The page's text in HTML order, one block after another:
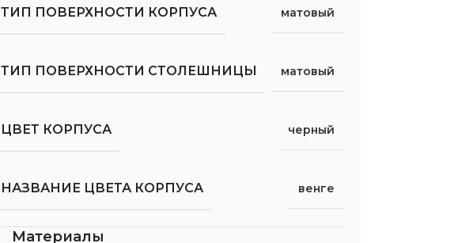
ТИП ПОВЕРХНОСТИ КОРПУСА матовый
ТИП ПОВЕРХНОСТИ СТОЛЕШНИЦЫ матовый
ЦВЕТ КОРПУСА черный
НАЗВАНИЕ ЦВЕТА КОРПУСА венге
Материалы